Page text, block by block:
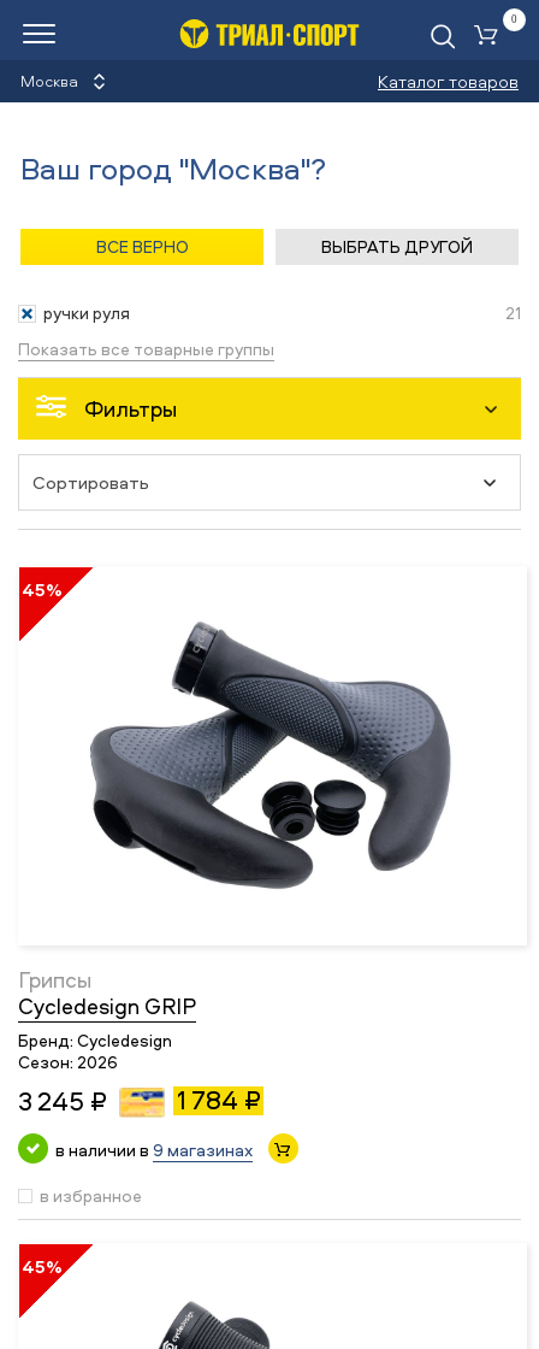
Москва Каталог товаров
0
Запчасти
ручки руля
21
Показать все товарные группы
Фильтры
45%
Грипсы
Cycledesign GRIP
Бренд: Cycledesign
Сезон: 2026
3 245 ₽ 1 784 ₽
в наличии в 9 магазинах
в избранное
45%
Ваш город "Москва"?
ВСЕ ВЕРНО ВЫБРАТЬ ДРУГОЙ